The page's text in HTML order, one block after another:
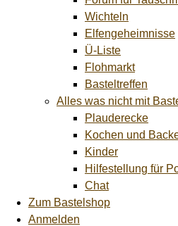
Wichteln
Elfengeheimnisse
Ü-Liste
Flohmarkt
Basteltreffen
Alles was nicht mit
Plauderecke
Kochen und
Kinder
Hilfestellung für
Chat
Zum Bastelshop
Anmelden